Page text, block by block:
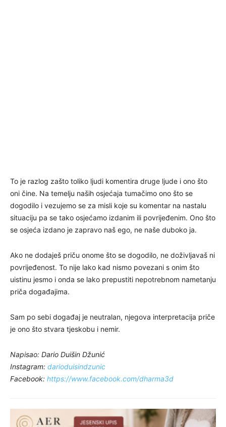
To je razlog zašto toliko ljudi komentira druge ljude i ono što
oni čine. Na temelju naših osjećaja tumačimo ono što se
dogodilo i vezujemo se za misli koje su komentar na nastalu
situaciju pa se tako osjećamo izdanim ili povrijeđenim. Ono što
se osjeća izdano je zapravo naš ego, ne naše duboko ja.
Ako ne dodaješ priču onome što se dogodilo, ne doživljavaš ni
povrijeđenost. To nije lako kad nismo povezani s onim što
uistinu jesmo i onda se lako prepustiti nepotrebnom nametanju
priča događajima.
Sam po sebi događaj je neutralan, njegova interpretacija priče
je ono što stvara tjeskobu i nemir.
Napisao: Dario Duišin Džunić
Instagram: darioduisindzunic
Facebook: https://www.facebook.com/dharma3d